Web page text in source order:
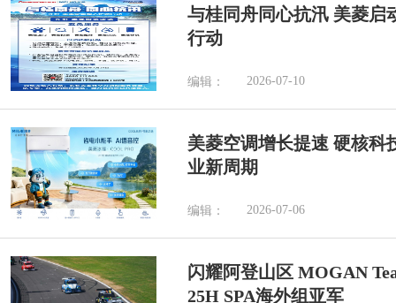
与桂同舟同心抗汛 美菱启
行动
编辑： 2026-07-10
美菱空调增长提速 硬核科
业新周期
编辑： 2026-07-06
闪耀阿登山区 MOGAN
25H SPA海外组亚军